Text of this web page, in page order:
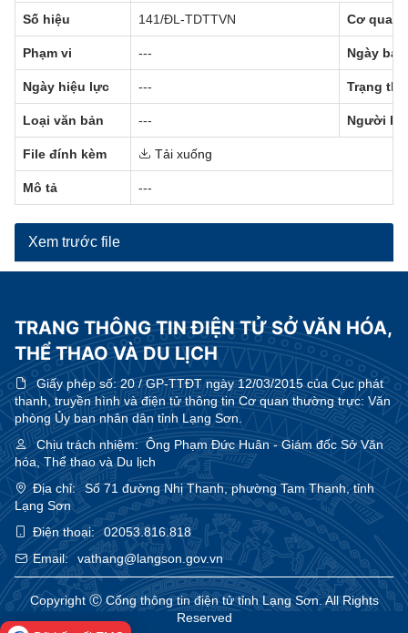
Số hiệu 141/ĐL-TDTTVN Cơ quan
Phạm vi --- Ngày
Ngày hiệu lực --- Trạng
Loại văn bản --- Người ký
File đính kèm Tải xuống
Mô tả ---
Xem trước file
TRANG THÔNG TIN ĐIỆN TỬ SỞ VĂN HÓA,
THỂ THAO VÀ DU LỊCH
Giấy phép số:20 / GP-TTĐT ngày 12/03/2015 của Cục phát
thanh, truyền hình và điện tử thông tin Cơ quan thường trực: Văn
phòng Ủy ban nhân dân tỉnh Lạng Sơn.
Chịu trách nhiệm:Ông Phạm Đức Huân - Giám đốc Sở Văn
hóa, Thể thao và Du lịch
Địa chỉ:
Số 71 đường Nhị Thanh, phường Tam Thanh, tỉnh
Lạng Sơn
Điện thoại:
02053.816.818
Email:
vathang@langson.gov.vn
Copyright Ⓒ Cổng thông tin điện tử tỉnh Lạng Sơn. All Rights
Reserved